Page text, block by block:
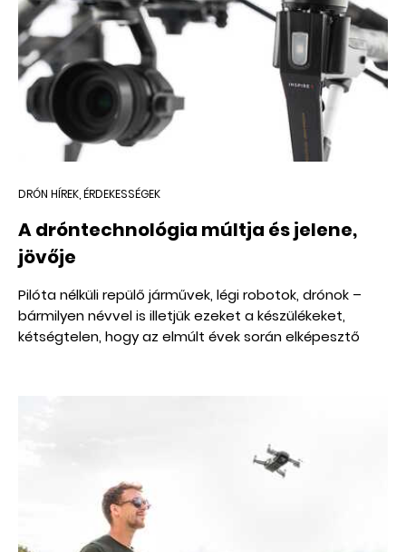
DRÓN HÍREK, ÉRDEKESSÉGEK
A dróntechnológia múltja és jelene,
jövője
Pilóta nélküli repülő járművek, légi robotok, drónok –
bármilyen névvel is illetjük ezeket a készülékeket,
kétségtelen, hogy az elmúlt évek során elképesztő
forradalmasítottak, ami kevés technológiára igaz.